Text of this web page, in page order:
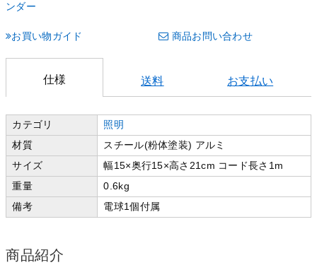
ンダー
お買い物ガイド 商品お問い合わせ
仕様 送料 お支払い
カテゴリ
照明
材質
スチール(粉体塗装) アルミ
サイズ
幅15×奥行15×高さ21cm コード長さ1m
重量
0.6kg
備考
電球1個付属
商品紹介